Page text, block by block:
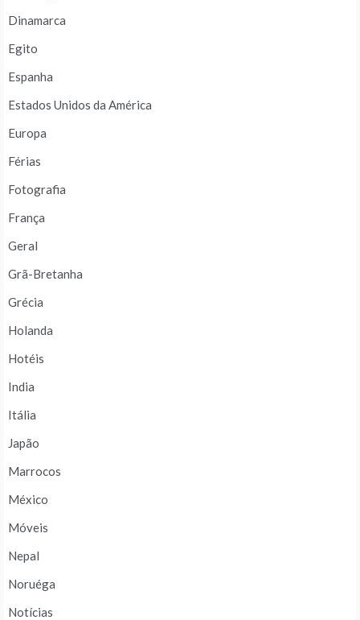
Dinamarca
Egito
Espanha
Estados Unidos da América
Europa
Férias
Fotografia
França
Geral
Grã-Bretanha
Grécia
Holanda
Hotéis
India
Itália
Japão
Marrocos
México
Móveis
Nepal
Noruéga
Notícias